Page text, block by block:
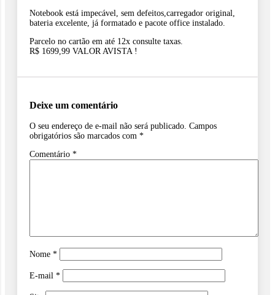
Notebook está impecável, sem defeitos,carregador original,
bateria excelente, já formatado e pacote office instalado.
Parcelo no cartão em até 12x consulte taxas.
R$ 1699,99 VALOR AVISTA !
Deixe um comentário
O seu endereço de e-mail não será publicado. Campos
obrigatórios são marcados com *
Comentário *
Nome *
E-mail *